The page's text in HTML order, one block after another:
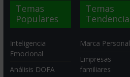
Temas
Populares
Inteligencia
Emocional
Análisis DOFA
Temas
Tendencia
Marca Personal
Empresas
familiares